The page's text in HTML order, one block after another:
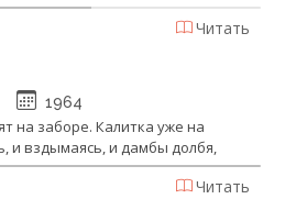
Читать
1964
на заборе. Калитка уже на
и вздымаясь, и дамбы долбя,
Читать